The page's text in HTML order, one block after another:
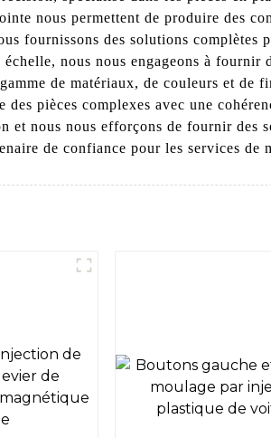
nous permettent de produire des
fournissons des solutions complètes
nous nous engageons à fournir
de matériaux, de couleurs et de
pièces complexes avec une
nous nous efforçons de fournir des
de confiance pour les services de